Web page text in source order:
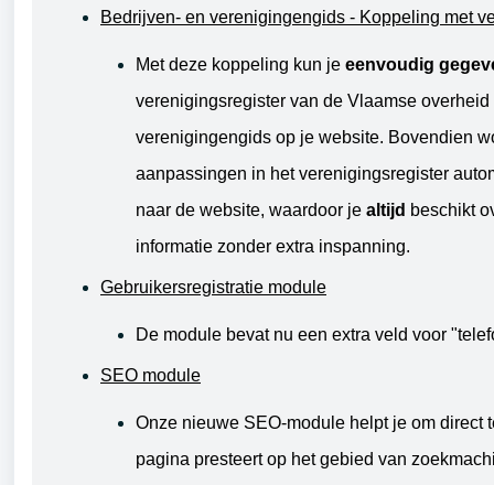
Bedrijven- en verenigingengids - Koppeling met
Met deze koppeling kun je eenvoudig
verenigingsregister van de Vlaamse overheid
verenigingengids op je website. Bovendien
aanpassingen in het verenigingsregister
naar de website, waardoor je altijd beschikt
informatie zonder extra inspanning.
Gebruikersregistratie module
De module bevat nu een extra veld voor
SEO module
Onze nieuwe SEO-module helpt je om direct
pagina presteert op het gebied van